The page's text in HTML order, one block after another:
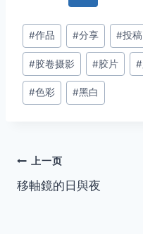
文
章
标
签：
#作品 #分享 #投稿
#胶卷摄影 #胶片 #
#色彩 #黑白
文
章
上一页
移軸鏡的日與夜